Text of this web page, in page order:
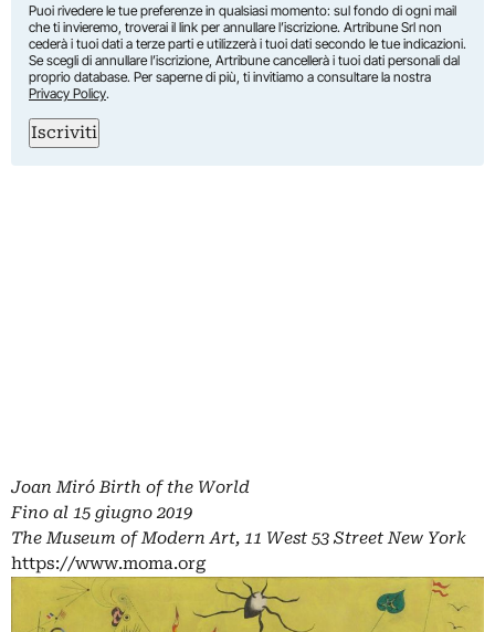
Puoi rivedere le tue preferenze in qualsiasi momento: sul fondo di ogni mail
che ti invieremo, troverai il link per annullare l’iscrizione. Artribune Srl non
cederà i tuoi dati a terze parti e utilizzerà i tuoi dati secondo le tue indicazioni.
Se scegli di annullare l’iscrizione, Artribune cancellerà i tuoi dati personali dal
proprio database. Per saperne di più, ti invitiamo a consultare la nostra
Privacy Policy.
Iscriviti
Joan Miró Birth of the World
Fino al 15 giugno 2019
The Museum of Modern Art, 11 West 53 Street New York
https://www.moma.org